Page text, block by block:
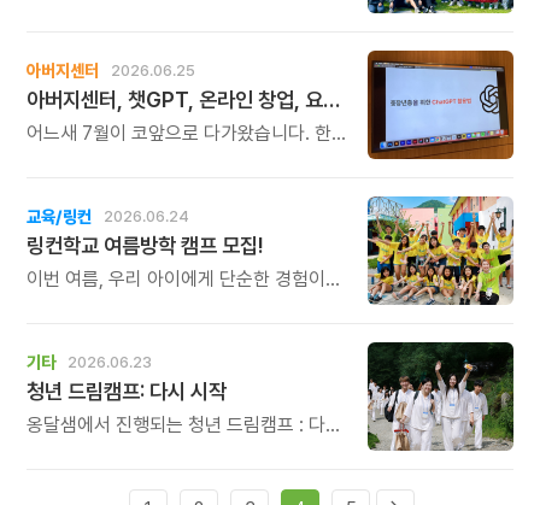
아버지센터 2026.06.25
아버지센터, 챗GPT, 온라인 창업, 요통 교실 신청하세요
어느새 7월이 코앞으로 다가왔습니다. 한
시작하는 아버지센터의 주요 프로그램을
소개해 드립니다.
교육/링컨 2026.06.24
링컨학교 여름방학 캠프 모집!
이번 여름, 우리 아이에게 단순한 경험이
인생에서 가장 중요한 시기를 놓치지
마세요.
기타 2026.06.23
청년 드림캠프: 다시 시작
옹달샘에서 진행되는 청년 드림캠프 : 다시
그리고 자신의 꿈과 삶을 말하는 2분